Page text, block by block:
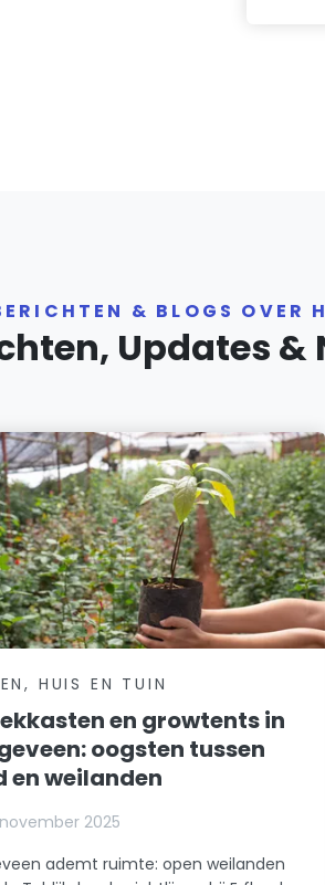
& BLOGS OVER
Updates &
HUIS EN TUIN
en growtents in
oogsten tussen
en weilanden
2025
ademt ruimte: open weilanden